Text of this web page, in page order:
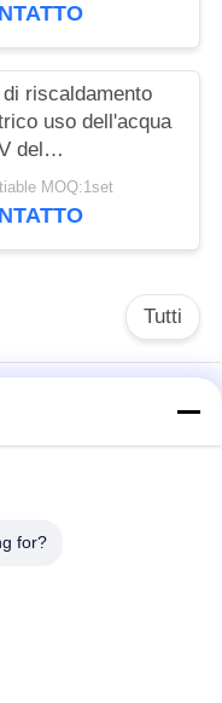
riscaldamento
uso dell'acqua
del
del gas
al bruciatore a
MOQ:1set
Tutti
for?